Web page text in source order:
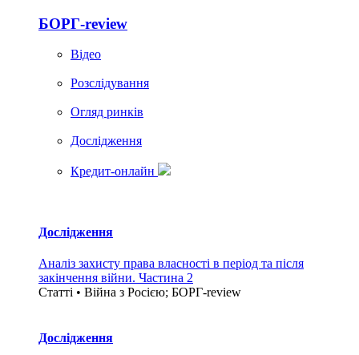
БОРГ-review
Вiдео
Розслідування
Огляд ринків
Дослідження
Кредит-онлайн
Дослідження
Аналіз захисту права власності в період та після
закінчення війни. Частина 2
Статті • Війна з Росією; БОРГ-review
Дослідження